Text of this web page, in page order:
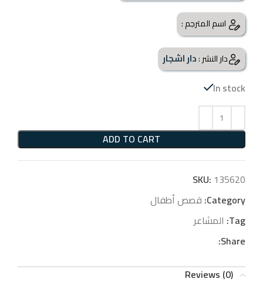
اسم المترجم :
دار النشر :دار اشجار
In stock
ADD TO CART
SKU: 135620
Category: قصص أطفال
Tag: المشاعر
Share:
Reviews (0)